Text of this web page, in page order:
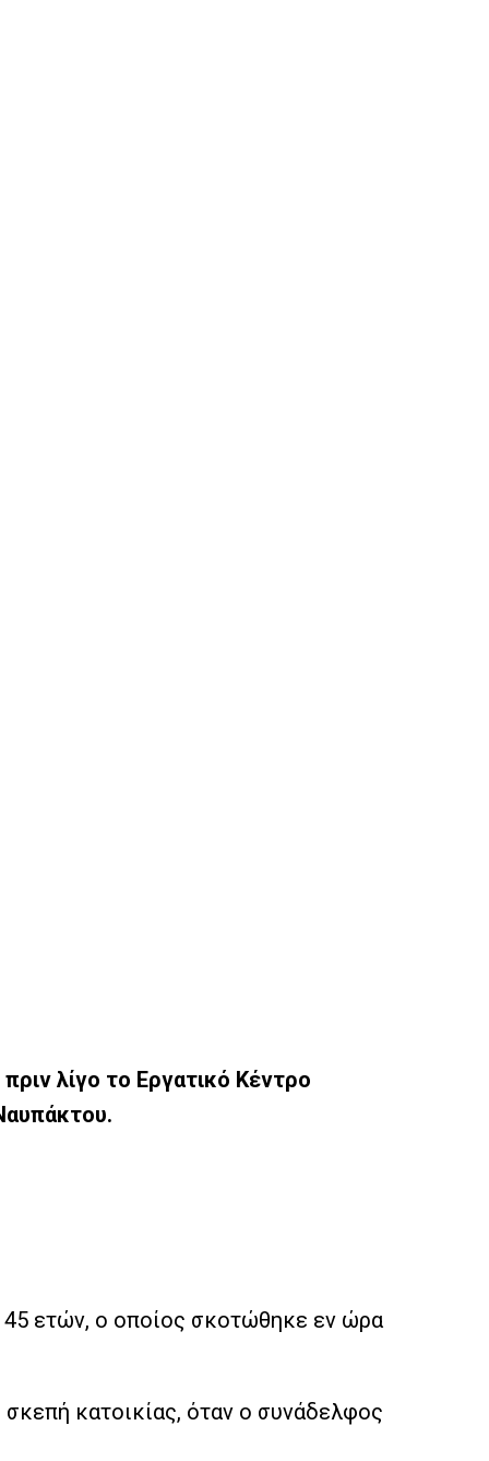
λίγο το Εργατικό Κέντρο
ετών, ο οποίος σκοτώθηκε εν ώρα
κατοικίας, όταν ο συνάδελφος